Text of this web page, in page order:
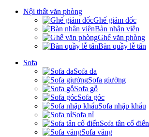
Nội thất văn phòng
Ghế giám đốc
Bàn nhân viên
Ghế văn phòng
Bàn quầy lễ tân
Sofa
Sofa da
Sofa giường
Sofa gỗ
Sofa góc
Sofa nhập khẩu
Sofa nỉ
Sofa tân cổ điển
Sofa văng